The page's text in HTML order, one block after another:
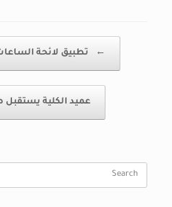
← تطبيق لائحة
عميد الكلية يستقبل
Search